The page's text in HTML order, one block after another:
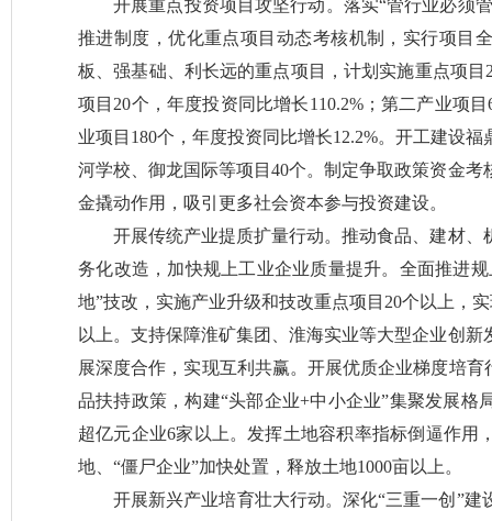
开展重点投资项目攻坚行动。落实“管行业必须
推进制度，优化重点项目动态考核机制，实行项目
板、强基础、利长远的重点项目，计划实施重点项目
项目20个，年度投资同比增长110.2%；第二产业项
业项目180个，年度投资同比增长12.2%。开工建设
河学校、御龙国际等项目40个。制定争取政策资金
金撬动作用，吸引更多社会资本参与投资建设。
开展传统产业提质扩量行动。推动食品、建材
务化改造，加快规上工业企业质量提升。全面推进
地”技改，实施产业升级和技改重点项目20个以上，
以上。支持保障淮矿集团、淮海实业等大型企业创
展深度合作，实现互利共赢。开展优质企业梯度培
品扶持政策，构建“头部企业+中小企业”集聚发展格
超亿元企业6家以上。发挥土地容积率指标倒逼作用
地、“僵尸企业”加快处置，释放土地1000亩以上。
开展新兴产业培育壮大行动。深化“三重一创”